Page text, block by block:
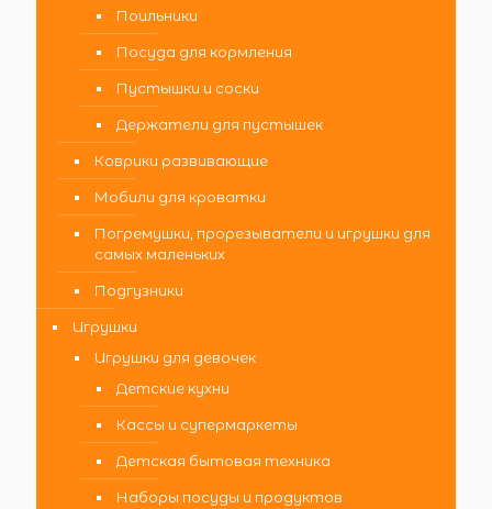
Поильники
Посуда для кормления
Пустышки и соски
Держатели для пустышек
Коврики развивающие
Мобили для кроватки
Погремушки, прорезыватели и игрушки для
самых маленьких
Подгузники
Игрушки
Игрушки для девочек
Детские кухни
Кассы и супермаркеты
Детская бытовая техника
Наборы посуды и продуктов